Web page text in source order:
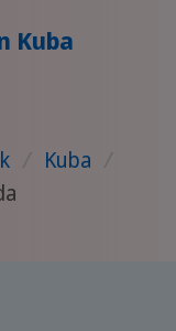
Kuba
/ Kuba /